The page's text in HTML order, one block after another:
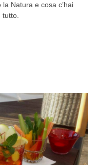
Natura e cosa c’hai
tutto.